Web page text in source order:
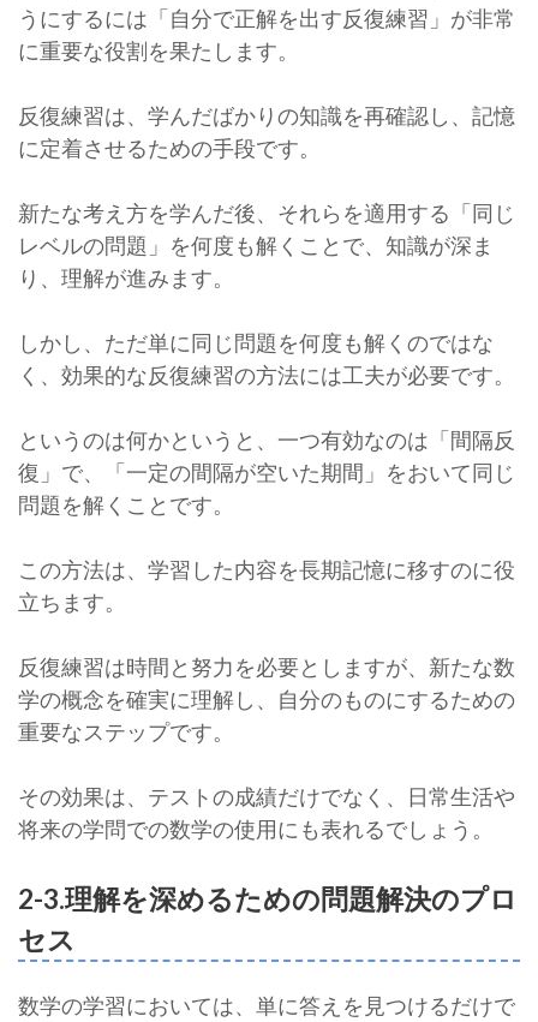
うにするには「自分で正解を出す反復練習」が非常
に重要な役割を果たします。
反復練習は、学んだばかりの知識を再確認し、記憶
に定着させるための手段です。
新たな考え方を学んだ後、それらを適用する「同じ
レベルの問題」を何度も解くことで、知識が深ま
り、理解が進みます。
しかし、ただ単に同じ問題を何度も解くのではな
く、効果的な反復練習の方法には工夫が必要です。
というのは何かというと、一つ有効なのは「間隔反
復」で、「一定の間隔が空いた期間」をおいて同じ
問題を解くことです。
この方法は、学習した内容を長期記憶に移すのに役
立ちます。
反復練習は時間と努力を必要としますが、新たな数
学の概念を確実に理解し、自分のものにするための
重要なステップです。
その効果は、テストの成績だけでなく、日常生活や
将来の学問での数学の使用にも表れるでしょう。
2-3.理解を深めるための問題解決のプロ
セス
数学の学習においては、単に答えを見つけるだけで